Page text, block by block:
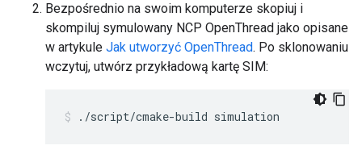
Bezpośrednio na swoim komputerze skopiuj i
skompiluj symulowany NCP OpenThread jako opisane
w artykule Jak utworzyć OpenThread. Po sklonowaniu
wczytuj, utwórz przykładową kartę SIM:
./script/cmake-build simulation